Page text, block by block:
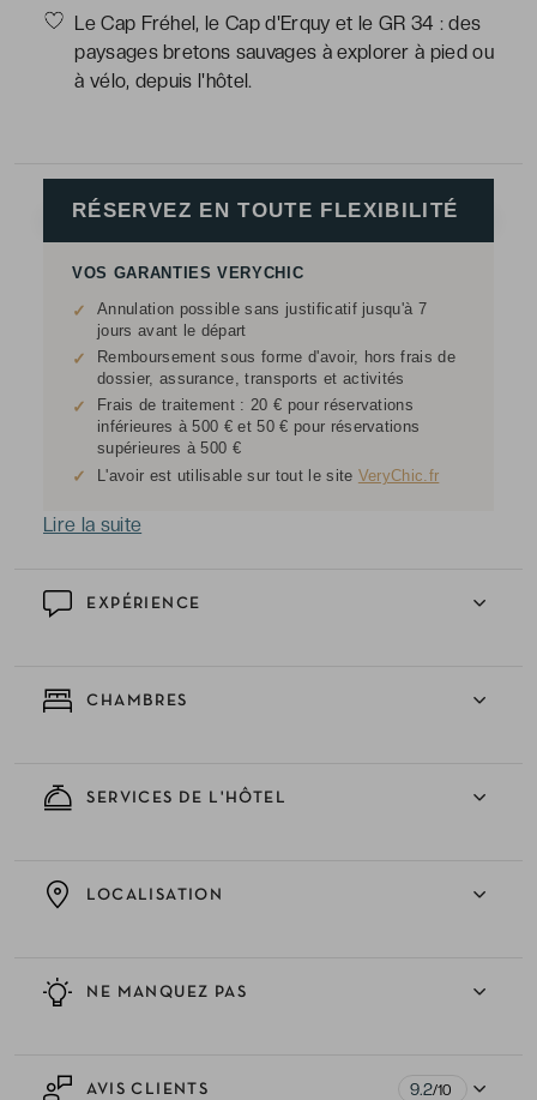
Le Cap Fréhel, le Cap d'Erquy et le GR 34 : des
paysages bretons sauvages à explorer à pied ou
à vélo, depuis l'hôtel.
EXPÉRIENCE
CHAMBRES
SERVICES DE L'HÔTEL
NE MANQUEZ PAS
LOCALISATION
AVIS CLIENTS 9.2/10
RÉSERVEZ EN TOUTE FLEXIBILITÉ
VOS GARANTIES VERYCHIC
✓
Annulation possible sans justificatif jusqu'à 7
jours avant le départ
✓
Remboursement sous forme d'avoir, hors frais de
dossier, assurance, transports et activités
✓
Frais de traitement : 20 € pour réservations
inférieures à 500 € et 50 € pour réservations
supérieures à 500 €
✓ L'avoir est utilisable sur tout le site VeryChic.fr
Lire la suite